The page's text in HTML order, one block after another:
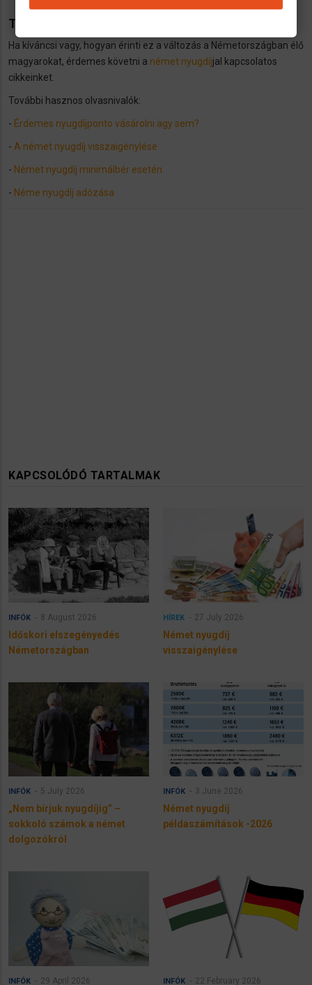
További cikkek a német nyugdíj témájáról
Ha kíváncsi vagy, hogyan érinti ez a változás a Németországban élő
magyarokat, érdemes követni a német nyugdíjjal kapcsolatos
cikkeinket.
További hasznos olvasnivalók:
- Érdemes nyugdíjponto vásárolni agy sem?
- A német nyugdíj visszaigénylése
- Német nyugdíj minimálbér esetén
- Néme nyugdíj adózása
KAPCSOLÓDÓ TARTALMAK
INFÓK 8 August 2026
Időskori elszegényedés
Németországban
HÍREK 27 July 2026
Német nyugdíj
visszaigénylése
INFÓK 5 July 2026
„Nem bírjuk nyugdíjig” –
sokkoló számok a német
dolgozókról
INFÓK 3 June 2026
Német nyugdíj
példaszámítások -2026
INFÓK 29 April 2026 INFÓK 22 February 2026